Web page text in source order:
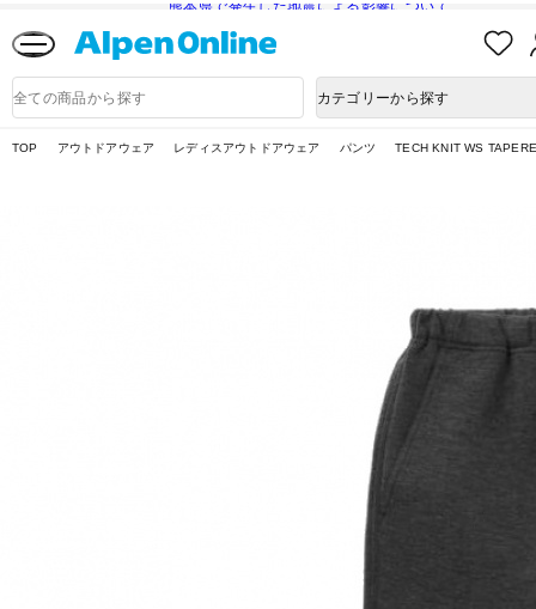
熊本県で発生した地震による影響について
入
品
検
カテゴリーから探す
TOP アウトドアウェア レディスアウトドアウェア パンツ TECH KNIT WS